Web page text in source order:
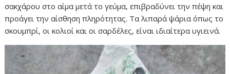
σακχάρου στο αίμα μετά το γεύμα, επιβραδύνει την πέψη και
προάγει την αίσθηση πληρότητας. Τα λιπαρά ψάρια όπως το
σκουμπρί, οι κολιοί και οι σαρδέλες, είναι ιδιαίτερα υγιεινά.